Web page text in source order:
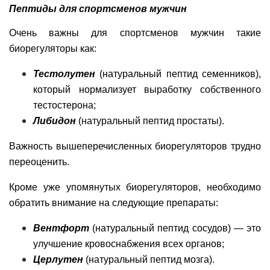
Пептиды для спортсменов мужчин
Очень важны для спортсменов мужчин такие
биорегуляторы как:
Тестолутен (натуральный пептид семенников),
который нормализует выработку собственного
тестостерона;
Либидон (натуральный пептид простаты).
Важность вышеперечисленных биорегуляторов трудно
переоценить.
Кроме уже упомянутых биорегуляторов, необходимо
обратить внимание на следующие препараты:
Вентфорт (натуральный пептид сосудов) — это
улучшение кровоснабжения всех органов;
Церлутен (натуральный пептид мозга).